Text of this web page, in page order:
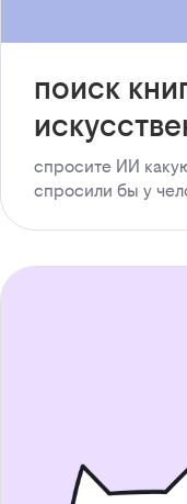
поиск
спросите ИИ
спросили бы у